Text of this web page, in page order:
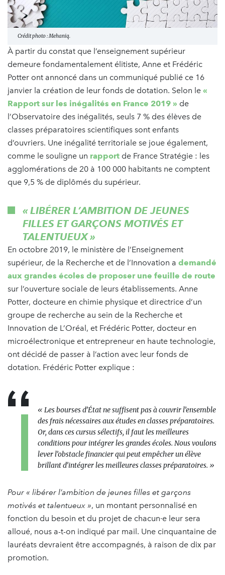
Crédit photo : Mehaniq.
À partir du constat que l’enseignement supérieur
demeure fondamentalement élitiste, Anne et Frédéric
Potter ont annoncé dans un communiqué publié ce 16
janvier la création de leur fonds de dotation. Selon le «
Rapport sur les inégalités en France 2019 » de
l’Observatoire des inégalités, seuls 7 % des élèves de
classes préparatoires scientifiques sont enfants
d’ouvriers. Une inégalité territoriale se joue également,
comme le souligne un rapport de France Stratégie : les
agglomérations de 20 à 100 000 habitants ne comptent
que 9,5 % de diplômés du supérieur.
« LIBÉRER L’AMBITION DE JEUNES
FILLES ET GARÇONS MOTIVÉS ET
TALENTUEUX »
En octobre 2019, le ministère de l’Enseignement
supérieur, de la Recherche et de l’Innovation a demandé
aux grandes écoles de proposer une feuille de route
sur l’ouverture sociale de leurs établissements. Anne
Potter, docteure en chimie physique et directrice d’un
groupe de recherche au sein de la Recherche et
Innovation de L’Oréal, et Frédéric Potter, docteur en
microélectronique et entrepreneur en haute technologie,
ont décidé de passer à l’action avec leur fonds de
dotation. Frédéric Potter explique :
« Les bourses d’État ne suffisent pas à couvrir l’ensemble
des frais nécessaires aux études en classes préparatoires.
Or, dans ces cursus sélectifs, il faut les meilleures
conditions pour intégrer les grandes écoles. Nous voulons
lever l’obstacle financier qui peut empêcher un élève
brillant d’intégrer les meilleures classes préparatoires. »
Pour « libérer l’ambition de jeunes filles et garçons
motivés et talentueux », un montant personnalisé en
fonction du besoin et du projet de chacun·e leur sera
alloué, nous a-t-on indiqué par mail. Une cinquantaine de
lauréats devraient être accompagnés, à raison de dix par
promotion.